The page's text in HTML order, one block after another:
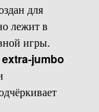
для
лежит в
игры.
extra-jumbo